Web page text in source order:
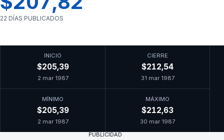
22 DÍAS PUBLICADOS
INICIO
$205,39
2 mar 1987
CIERRE
$212,54
31 mar 1987
MÍNIMO
$205,39
2 mar 1987
MÁXIMO
$212,63
30 mar 1987
PUBLICIDAD